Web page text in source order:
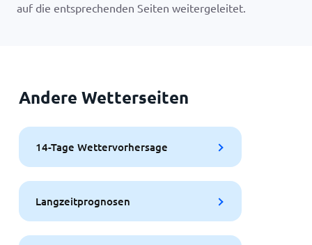
auf die entsprechenden Seiten weitergeleitet.
Andere Wetterseiten
14-Tage Wettervorhersage
Langzeitprognosen